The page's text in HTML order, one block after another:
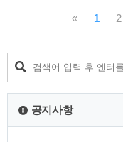
니다. 따라서
시험을 치룰 것
험과목 : 부동
관련되는 규정
« 1 2
공지사항